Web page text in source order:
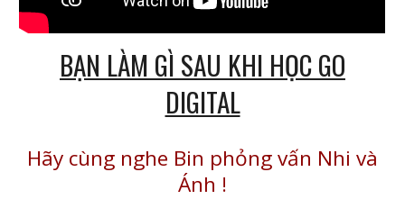
BẠN LÀM GÌ SAU KHI HỌC GO
DIGITAL
Hãy cùng nghe Bin phỏng vấn Nhi và
Ánh !